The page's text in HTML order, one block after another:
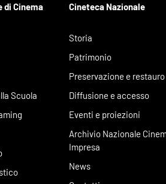
di Cinema
Scuola
Cineteca Nazionale
Storia
Patrimonio
Preservazione e restauro
Diffusione e accesso
Eventi e proiezioni
Archivio Nazionale
Impresa
News